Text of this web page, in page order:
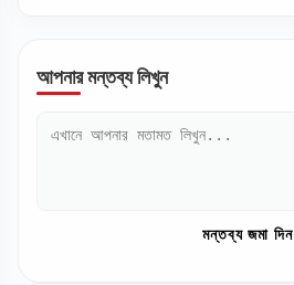
আপনার মন্তব্য লিখুন
মন্তব্য জমা দিন